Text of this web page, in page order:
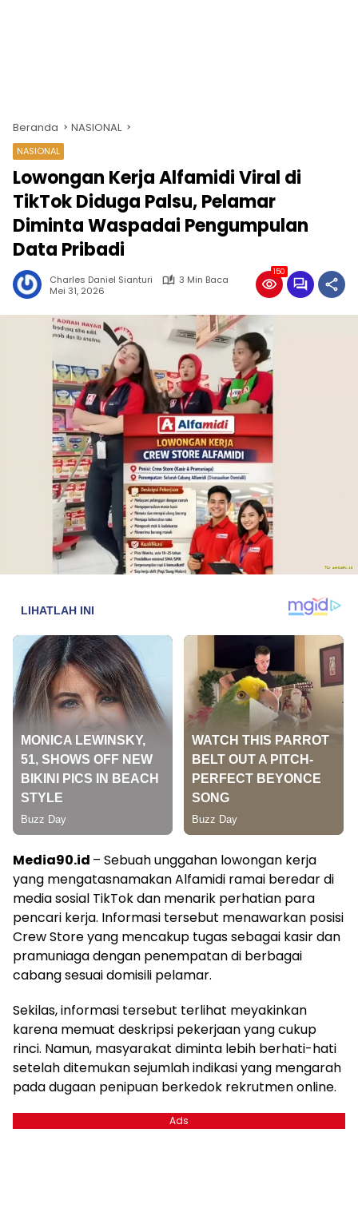
Beranda NASIONAL
NASIONAL
Lowongan Kerja Alfamidi Viral di
TikTok Diduga Palsu, Pelamar
Diminta Waspadai Pengumpulan
Data Pribadi
Charles Daniel Sianturi
3 Min Baca
Mei 31, 2026
150
Media90.id – Sebuah unggahan lowongan kerja
yang mengatasnamakan Alfamidi ramai beredar di
media sosial TikTok dan menarik perhatian para
pencari kerja. Informasi tersebut menawarkan posisi
Crew Store yang mencakup tugas sebagai kasir dan
pramuniaga dengan penempatan di berbagai
cabang sesuai domisili pelamar.
Sekilas, informasi tersebut terlihat meyakinkan
karena memuat deskripsi pekerjaan yang cukup
rinci. Namun, masyarakat diminta lebih berhati-hati
setelah ditemukan sejumlah indikasi yang mengarah
pada dugaan penipuan berkedok rekrutmen online.
Ads